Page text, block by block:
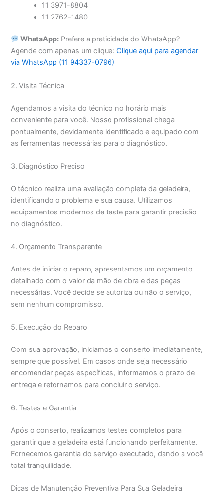
11 3971-8804
11 2762-1480
WhatsApp: Prefere a praticidade do WhatsApp?
Agende com apenas um clique:Clique aqui para agendar
via WhatsApp (11 94337-0796)
2. Visita Técnica
Agendamos a visita do técnico no horário mais
conveniente para você. Nosso profissional chega
pontualmente, devidamente identificado e equipado com
as ferramentas necessárias para o diagnóstico.
3. Diagnóstico Preciso
O técnico realiza uma avaliação completa da geladeira,
identificando o problema e sua causa. Utilizamos
equipamentos modernos de teste para garantir precisão
no diagnóstico.
4. Orçamento Transparente
Antes de iniciar o reparo, apresentamos um orçamento
detalhado com o valor da mão de obra e das peças
necessárias. Você decide se autoriza ou não o serviço,
sem nenhum compromisso.
5. Execução do Reparo
Com sua aprovação, iniciamos o conserto imediatamente,
sempre que possível. Em casos onde seja necessário
encomendar peças específicas, informamos o prazo de
entrega e retornamos para concluir o serviço.
6. Testes e Garantia
Após o conserto, realizamos testes completos para
garantir que a geladeira está funcionando perfeitamente.
Fornecemos garantia do serviço executado, dando a você
total tranquilidade.
Dicas de Manutenção Preventiva Para Sua Geladeira